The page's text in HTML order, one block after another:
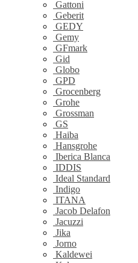
Gattoni
Geberit
GEDY
Gemy
GFmark
Gid
Globo
GPD
Grocenberg
Grohe
Grossman
GS
Haiba
Hansgrohe
Iberica Blanca
IDDIS
Ideal Standard
Indigo
ITANA
Jacob Delafon
Jacuzzi
Jika
Jorno
Kaldewei